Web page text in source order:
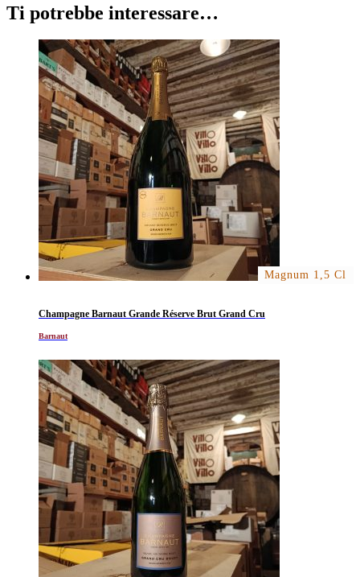
Ti potrebbe interessare…
Magnum 1,5 Cl
Champagne Barnaut Grande Réserve Brut Grand Cru
Barnaut